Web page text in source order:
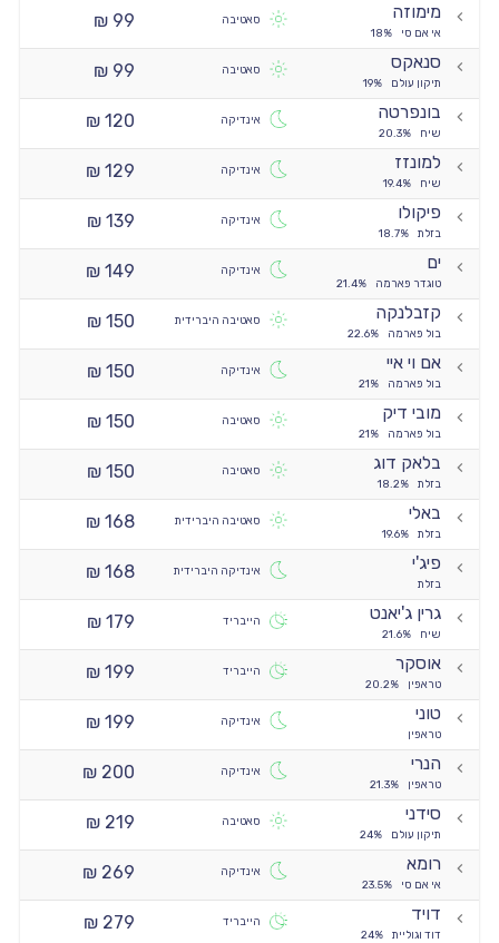
מימוזה
אי אם סי 18%
סאטיבה
99 ₪
סנאקס
תיקון עולם 19%
סאטיבה
99 ₪
בונפרטה
שיח 20.3%
אינדיקה
120 ₪
למונזז
שיח 19.4%
אינדיקה
129 ₪
פיקולו
בזלת 18.7%
אינדיקה
139 ₪
ים
טוגדר פארמה 21.4%
אינדיקה
149 ₪
קזבלנקה
בול פארמה 22.6%
סאטיבה היברידית
150 ₪
אם וי איי
בול פארמה 21%
אינדיקה
150 ₪
מובי דיק
בול פארמה 21%
סאטיבה
150 ₪
בלאק דוג
בזלת 18.2%
סאטיבה
150 ₪
באלי
בזלת 19.6%
סאטיבה היברידית
168 ₪
פיג'י
בזלת
אינדיקה היברידית
168 ₪
גרין ג'יאנט
שיח 21.6%
הייבריד
179 ₪
אוסקר
טראפין 20.2%
הייבריד
199 ₪
טוני
טראפין
אינדיקה
199 ₪
הנרי
טראפין 21.3%
אינדיקה
200 ₪
סידני
תיקון עולם 24%
סאטיבה
219 ₪
רומא
אי אם סי 23.5%
אינדיקה
269 ₪
דויד
דוד וגוליית 24%
הייבריד
279 ₪